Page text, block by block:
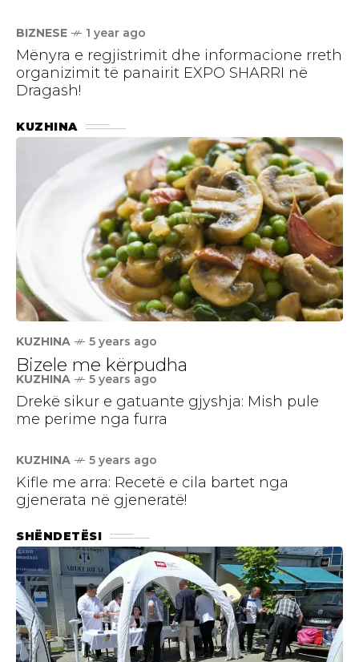
BIZNESE 1 year ago
Mënyra e regjistrimit dhe informacione rreth
organizimit të panairit EXPO SHARRI në
Dragash!
KUZHINA
KUZHINA 5 years ago
Bizele me kërpudha
KUZHINA 5 years ago
Drekë sikur e gatuante gjyshja: Mish pule
me perime nga furra
KUZHINA 5 years ago
Kifle me arra: Recetë e cila bartet nga
gjenerata në gjeneratë!
SHËNDETËSI